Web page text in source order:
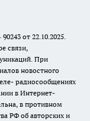
от 22.10.2025.
связи,
При
новостного
радиосообщениях
в Интернет-
в противном
РФ об авторских и